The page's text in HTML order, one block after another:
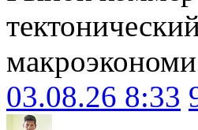
03.08.26 8:33